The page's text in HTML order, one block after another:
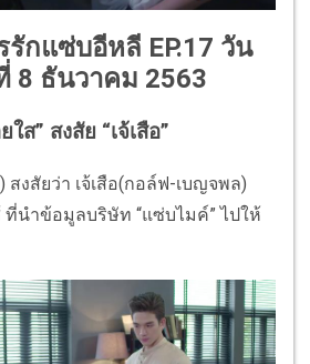
รักแซ่บอีหลี EP.17 วัน
8 ธันวาคม 2563
ใส” สงสัย “เจ้เสือ”
งสัยว่า เจ้เสือ(กอล์ฟ-เบญจพล)
นำข้อมูลบริษัท “แซ่บไมค์” ไปให้